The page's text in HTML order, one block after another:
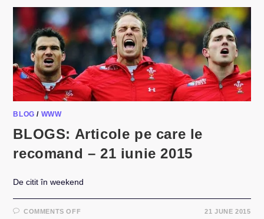
RECOMAND
–
29
IUNIE
BLOG / WWW
BLOGS: Articole pe care le
recomand – 21 iunie 2015
De citit în weekend
COMMENTS OFFON
21 JUNE 2015